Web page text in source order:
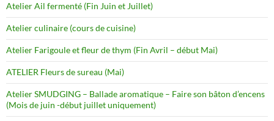
Atelier Ail fermenté (Fin Juin et Juillet)
Atelier culinaire (cours de cuisine)
Atelier Farigoule et fleur de thym (Fin Avril – début Mai)
ATELIER Fleurs de sureau (Mai)
Atelier SMUDGING – Ballade aromatique – Faire son bâton d’encens
(Mois de juin -début juillet uniquement)